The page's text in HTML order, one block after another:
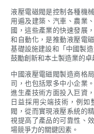
液壓電磁閥是控制各種機
用遍及建築、汽車、農業
國，這些產業的快速發展
和自動化，是推動液壓電
基礎設施建設和「中國製
鼓勵創新和本土製造業的卓
中國液壓電磁閥製造商格
司，也包括眾多中小企業
進生產技術方面投入巨資
日益採用尖端技術，例
閥，從而實現液壓系統的
視提高了產品的可靠性、
場競爭力的關鍵因素。